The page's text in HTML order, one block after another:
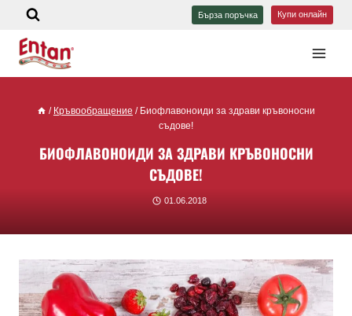
Бърза поръчка Купи онлайн
/ Кръвообращение / Биофлавоноиди за здрави кръвоносни
съдове!
БИОФЛАВОНОИДИ ЗА ЗДРАВИ КРЪВОНОСНИ
СЪДОВЕ!
01.06.2018